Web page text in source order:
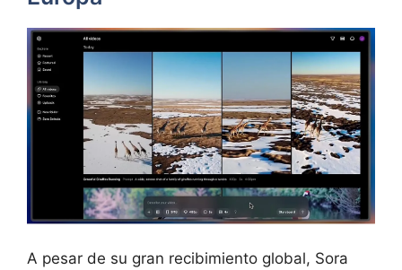
A pesar de su gran recibimiento global, Sora